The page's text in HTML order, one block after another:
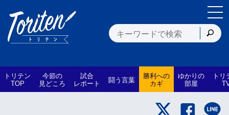
トリテン
TOP
今節の
見どころ
試合
レポート 闘う言葉 勝利への
カギ
ゆかりの
部屋
トリ